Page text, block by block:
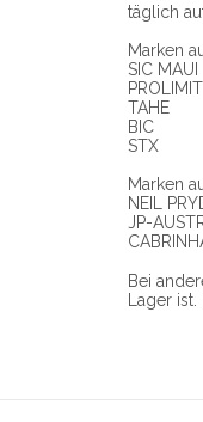
täglich
Marken
SIC MAUI
PROLIMIT
TAHE
BIC
STX
Marken
NEIL
JP-
Bei
Lager